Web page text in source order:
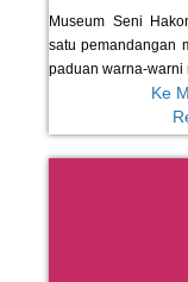
Museum Seni
satu pemandangan
paduan warna-warni
Ke